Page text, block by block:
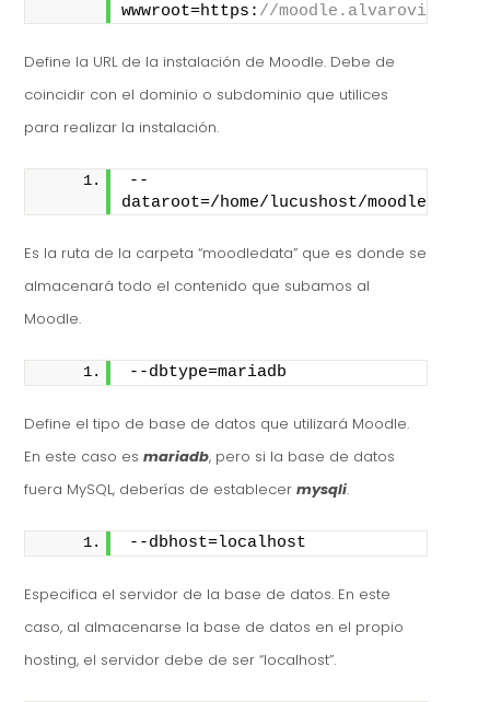
wwwroot=https: //
Define la URL de la instalación de Moodle. Debe de
coincidir con el dominio o subdominio que utilices
para realizar la instalación.
--
dataroot=/home/lucushost/moodledata
Es la ruta de la carpeta “moodledata” que es donde se
almacenará todo el contenido que subamos al
Moodle.
--dbtype=mariadb
Define el tipo de base de datos que utilizará Moodle.
En este caso esmariadb, pero si la base de datos
fuera MySQL, deberías de establecermysqli.
--dbhost=localhost
Especifica el servidor de la base de datos. En este
caso, al almacenarse la base de datos en el propio
hosting, el servidor debe de ser “localhost”.